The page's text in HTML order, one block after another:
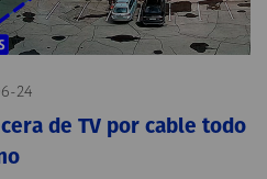
24
de TV por cable todo